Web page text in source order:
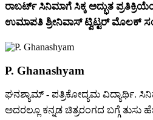
ರಾಬರ್ಟ್ ಸಿನಿಮಾಗೆ ಸಿಕ್ಕ ಅದ್ಭುತ
ಉಮಾಪತಿ ಶ್ರೀನಿವಾಸ್ ಟ್ವಿಟ್ಟರ್ ಮೊಲಕ್
P. Ghanashyam
ಘನಶ್ಯಾಮ್ - ಪತ್ರಿಕೋದ್ಯಮ ವಿದ್ಯಾರ್ಥಿ.
ಅದರಲ್ಲೂ ಕನ್ನಡ ಚಿತ್ರರಂಗದ ಬಗ್ಗೆ ತುಸು